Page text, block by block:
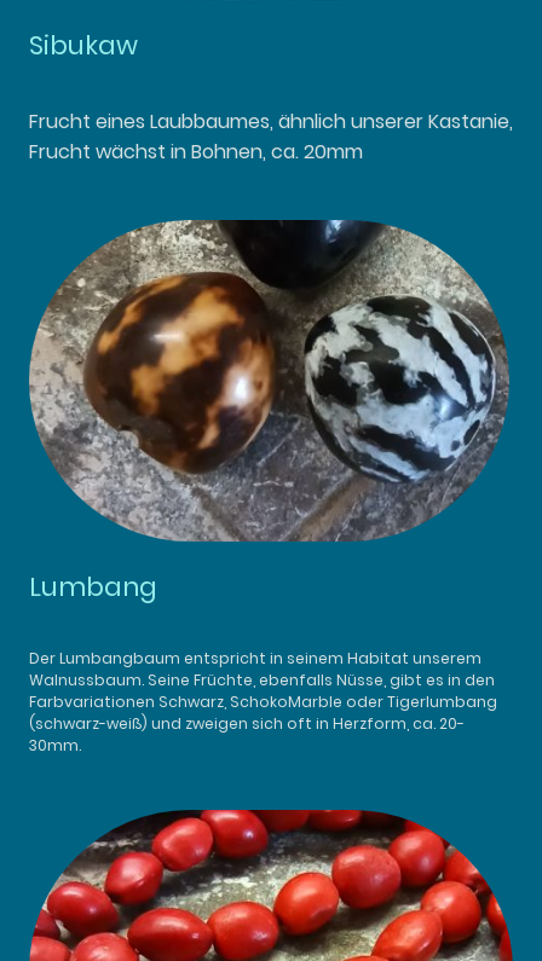
Sibukaw
Frucht eines Laubbaumes, ähnlich unserer Kastanie,
Frucht wächst in Bohnen, ca. 20mm
Lumbang
Der Lumbangbaum entspricht in seinem Habitat unserem
Walnussbaum. Seine Früchte, ebenfalls Nüsse, gibt es in den
Farbvariationen Schwarz, SchokoMarble oder Tigerlumbang
(schwarz-weiß) und zweigen sich oft in Herzform, ca. 20-
30mm.